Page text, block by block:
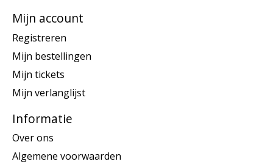
Mijn account
Registreren
Mijn bestellingen
Mijn tickets
Mijn verlanglijst
Informatie
Over ons
Algemene voorwaarden